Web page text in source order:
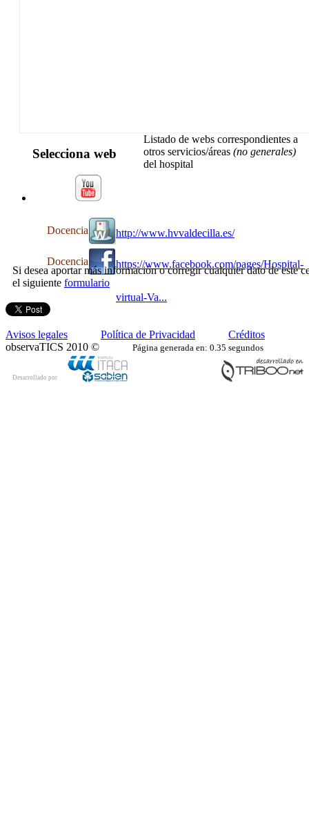
Selecciona web
Listado de webs correspondientes a
otros servicios/áreas (no generales)
del hospital
Docencia http://www.hvvaldecilla.es/
Docencia https://www.facebook.com/pages/Hospital-
virtual-Va...
Si desea aportar más información o corregir cualquier dato de este
el siguiente formulario
Avisos legales Política de Privacidad
Créditos
observaTICS 2010 ©
Página generada en: 0.35 segundos
Desarrollado por